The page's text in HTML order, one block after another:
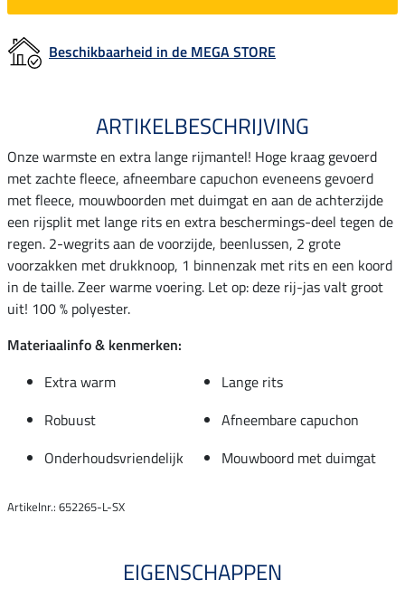
Beschikbaarheid in de MEGA STORE
ARTIKELBESCHRIJVING
Onze warmste en extra lange rijmantel! Hoge kraag gevoerd
met zachte fleece, afneembare capuchon eveneens gevoerd
met fleece, mouwboorden met duimgat en aan de achterzijde
een rijsplit met lange rits en extra beschermings-deel tegen de
regen. 2-wegrits aan de voorzijde, beenlussen, 2 grote
voorzakken met drukknoop, 1 binnenzak met rits en een koord
in de taille. Zeer warme voering. Let op: deze rij-jas valt groot
uit! 100 % polyester.
Materiaalinfo & kenmerken:
Extra warm
Lange rits
Robuust
Afneembare capuchon
Onderhoudsvriendelijk
Mouwboord met duimgat
Artikelnr.: 652265-L-SX
EIGENSCHAPPEN